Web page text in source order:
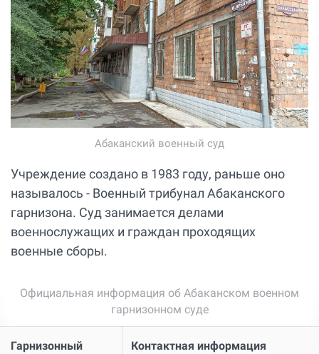
Абаканский военный суд
Учреждение создано в 1983 году, раньше оно
называлось - Военный трибунал Абаканского
гарнизона. Суд занимается делами
военнослужащих и граждан проходящих
военные сборы.
Официальная информация об Абаканском военном
гарнизонном суде
Гарнизонный
Контактная информация